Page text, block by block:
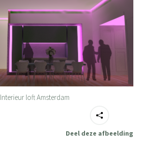
Interieur loft Amsterdam
Deel deze afbeelding